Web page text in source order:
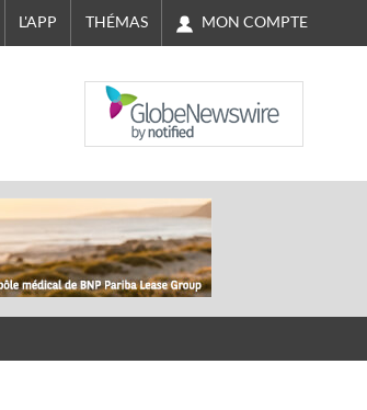
L'APP THÉMAS MON COMPTE
NASDAQ